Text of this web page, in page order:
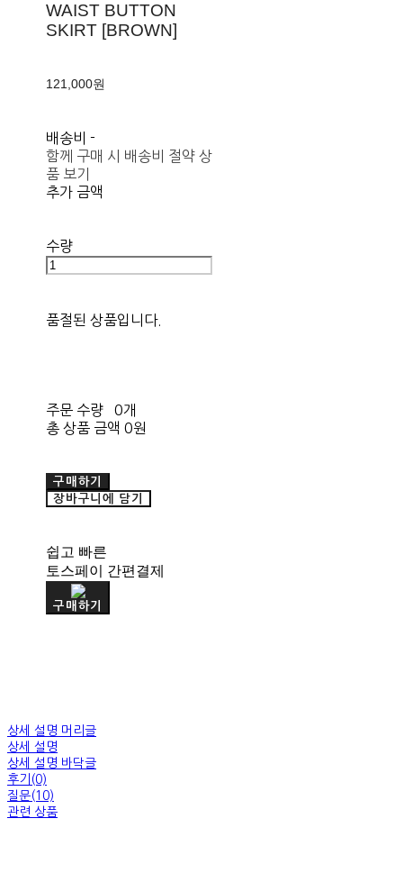
WAIST BUTTON
SKIRT [BROWN]
121,000원
배송비-
함께 구매 시 배송비 절약 상
품 보기
추가 금액
수량
품절된 상품입니다.
주문 수량
0개
총 상품 금액 0원
구매하기
장바구니에 담기
쉽고 빠른
토스페이 간편결제
구매하기
상세 설명 머리글
상세 설명
상세 설명 바닥글
후기(0)
질문(10)
관련 상품